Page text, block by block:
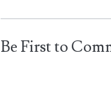
Be First to